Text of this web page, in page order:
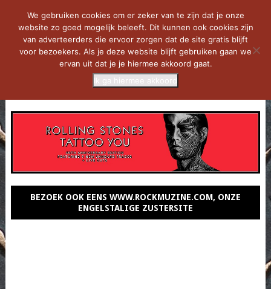
BEZOEK OOK EENS WWW.ROCKMUZINE.COM, ONZE
ENGELSTALIGE ZUSTERSITE
We gebruiken cookies om er zeker van te zijn dat je onze
website zo goed mogelijk beleeft. Dit kunnen ook cookies zijn
van adverteerders die ervoor zorgen dat de site gratis blijft
voor bezoekers. Als je deze website blijft gebruiken gaan we
ervan uit dat je je hiermee akkoord gaat.
Ik ga hiermee akkoord